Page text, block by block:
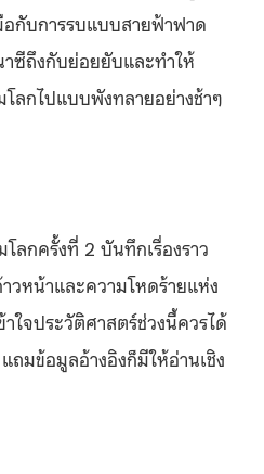
กับการรบแบบสายฟ้าฟาด
ซีถึงกับย่อยยับและทำให้
ลกไปแบบพังทลายอย่างช้าๆ
ลกครั้งที่ 2 บันทึกเรื่องราว
วหน้าและความโหดร้ายแห่ง
ใจประวัติศาสตร์ช่วงนี้ควรได้
ถมข้อมูลอ้างอิงก็มีให้อ่านเชิง